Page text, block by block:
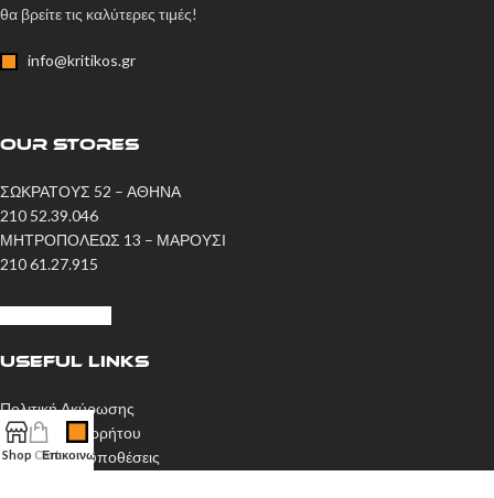
θα βρείτε τις καλύτερες τιμές!
info@kritikos.gr
OUR STORES
ΣΩΚΡΑΤΟΥΣ 52 – ΑΘΗΝΑ
210 52.39.046
ΜΗΤΡΟΠΟΛΕΩΣ 13 – ΜΑΡΟΥΣΙ
210 61.27.915
USEFUL LINKS
Πολιτική Ακύρωσης
Πολιτική Απορρήτου
Όροι και Προϋποθέσεις
Shop Cart
Επικοινωνία